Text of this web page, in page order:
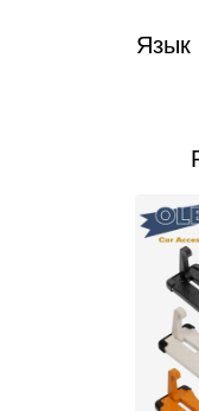
Язык